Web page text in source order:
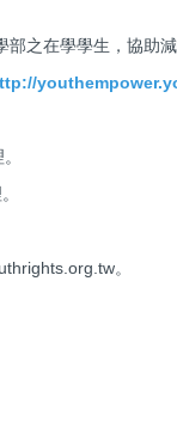
之在學學生，協助
。